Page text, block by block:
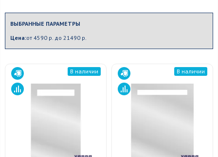
ВЫБРАННЫЕ ПАРАМЕТРЫ
Цена:от 4590 р. до 21490 р.
В наличии В наличии